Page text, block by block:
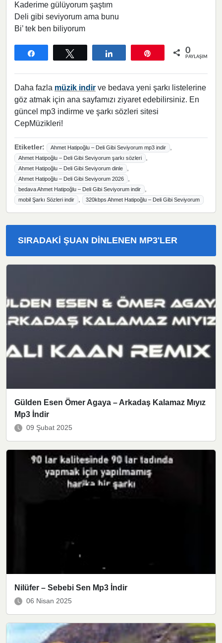
Kaderime gülüyorum şaştım
Deli gibi seviyorum ama bunu
Bi’ tek ben biliyorum
0
PAYLAŞIMLAR
Daha fazla müzik indir ve bedava yeni şarkı listelerine
göz atmak için ana sayfamızı ziyaret edebilirsiniz. En
güncel mp3 indirme ve şarkı sözleri sitesi
CepMüzikleri!
Etiketler: Ahmet Hatipoğlu – Deli Gibi Seviyorum mp3 indir ,
Ahmet Hatipoğlu – Deli Gibi Seviyorum şarkı sözleri ,
Ahmet Hatipoğlu – Deli Gibi Seviyorum dinle ,
Ahmet Hatipoğlu – Deli Gibi Seviyorum 2026 ,
bedava Ahmet Hatipoğlu – Deli Gibi Seviyorum indir ,
mobil Şarkı Sözleri indir , 320kbps Ahmet Hatipoğlu – Deli Gibi Seviyorum
SIRADAKI ŞUAN DINLENEN MP3'LER
Gülden Esen Ömer Agaya – Arkadaş Kalamaz Mıyız
Mp3 İndir
09 Şubat 2025
Nilüfer – Sebebi Sen Mp3 İndir
06 Nisan 2025